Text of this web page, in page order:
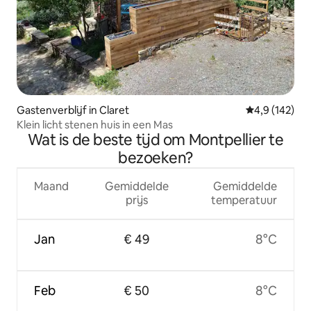
Gastenverblijf in Claret Gemiddelde
4,9 (142)
Klein licht stenen huis in een Mas
Wat is de beste tijd om Montpellier te
bezoeken?
Maand
Jan
Feb
Gemiddelde
prijs
€ 49
€ 50
Gemiddelde
temperatuur
8°C
8°C